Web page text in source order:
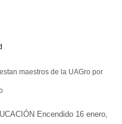
maestros de la UAGro por
Encendido 16 enero,